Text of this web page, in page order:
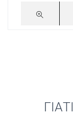
ΓΙΑΤΙ